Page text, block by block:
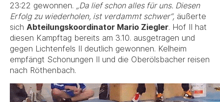
23:22 gewonnen. „Da lief schon alles für uns. Diesen
Erfolg zu wiederholen, ist verdammt schwer“, äußerte
sich Abteilungskoordinator Mario Ziegler. Hof II hat
diesen Kampftag bereits am 3.10. ausgetragen und
gegen Lichtenfels II deutlich gewonnen. Kelheim
empfängt Schonungen II und die Oberölsbacher reisen
nach Röthenbach.